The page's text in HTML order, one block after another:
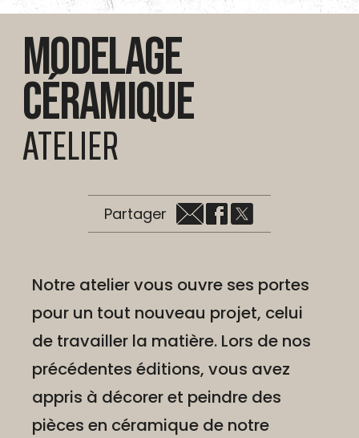
Modelage
Céramique
ATELIER
Partager
Notre atelier vous ouvre ses portes
pour un tout nouveau projet, celui
de travailler la matière. Lors de nos
précédentes éditions, vous avez
appris à décorer et peindre des
pièces en céramique de notre